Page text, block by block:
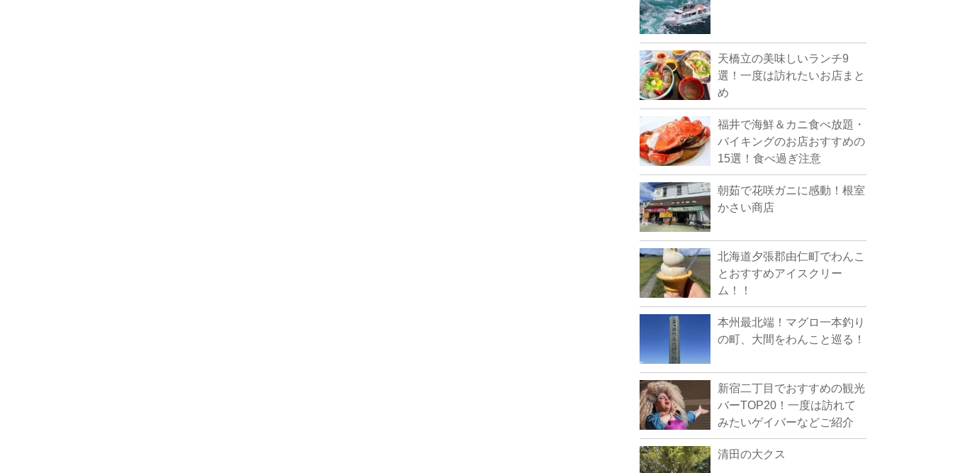
天橋立の美味しいランチ9
選！一度は訪れたいお店まと
め
福井で海鮮＆カニ食べ放題・
バイキングのお店おすすめの
15選！食べ過ぎ注意
朝茹で花咲ガニに感動！根室
かさい商店
北海道夕張郡由仁町でわんこ
とおすすめアイスクリー
ム！！
本州最北端！マグロ一本釣り
の町、大間をわんこと巡る！
新宿二丁目でおすすめの観光
バーTOP20！一度は訪れて
みたいゲイバーなどご紹介
清田の大クス